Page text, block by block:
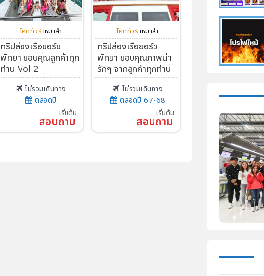
โค้ดทัวร์ เหมาลำ
ทริปล่องเรือยอร์ช
พัทยา ขอบคุณลูกค้าทุก
ท่าน Vol 2
ไม่รวมเดินทาง
ตลอดปี
เริ่มต้น
สอบถาม
โค้ดทัวร์ เหมาลำ
ทริปล่องเรือยอร์ช
พัทยา ขอบคุณภาพน่า
รักๆ จากลูกค้าทุกท่าน
ไม่รวมเดินทาง
ตลอดปี 67-68
เริ่มต้น
สอบถาม